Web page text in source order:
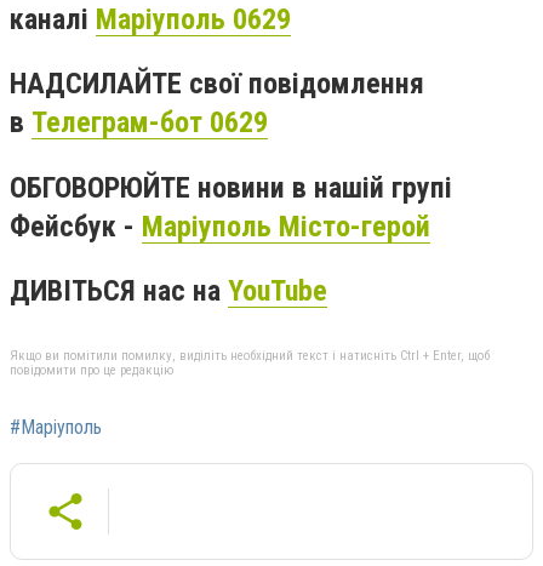
каналі Маріуполь 0629
НАДСИЛАЙТЕ свої повідомлення
в Телеграм-бот 0629
ОБГОВОРЮЙТЕ новини в нашій групі
Фейсбук - Маріуполь Місто-герой
ДИВІТЬСЯ нас на YouTube
Якщо ви помітили помилку, виділіть необхідний текст і натисніть Ctrl + Enter, щоб
повідомити про це редакцію
#Маріуполь